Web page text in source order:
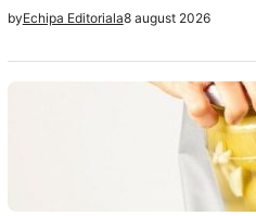
byEchipa Editoriala8 august 2026